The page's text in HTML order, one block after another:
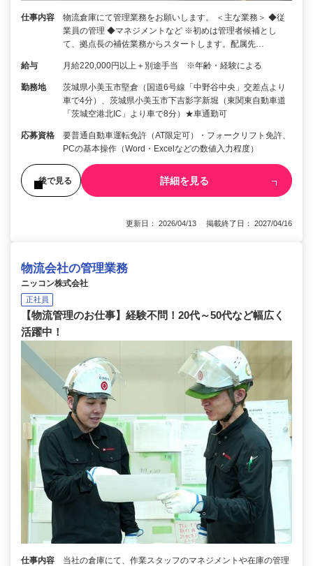
仕事内容
物流倉庫にて管理業務をお願いします。 ＜主な業務＞ ◆従
業員の管理 ◆マネジメントなど ※初めは管理者候補とし
て、拠点長の補佐業務からスタートします。配属先…
給与 月給220,000円以上＋別途手当 ※年齢・経験による
勤務地
茨城県小美玉市堅倉（国道6号線「中野谷中央」交差点より
車で4分）、茨城県小美玉市下吉影字新堀（東関東自動車道
「茨城空港北IC」より車で8分）★車通勤可
応募資格
要普通自動車運転免許（AT限定可）・フォークリフト免許、
PCの基本操作（Word・Excelなどの数値入力程度）
後で見る 詳細を見る
更新日： 2026/04/13 掲載終了日： 2027/04/16
物流会社の管理業務
ニッコン株式会社
正社員
【物流管理のお仕事】経験不問！20代～50代など幅広く
活躍中！
仕事内容
当社の倉庫にて、作業スタッフのマネジメントや在庫の管理